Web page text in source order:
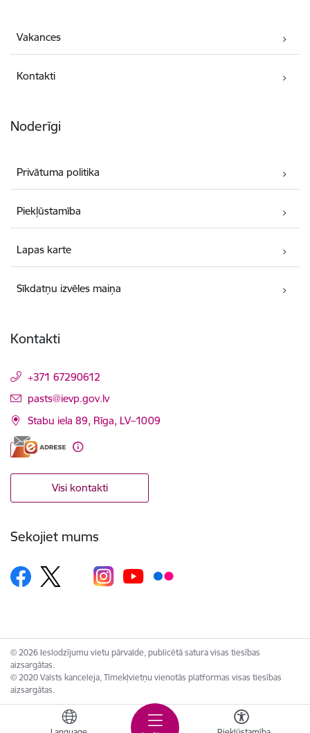
Vakances
Kontakti
Noderīgi
Privātuma politika
Piekļūstamība
Lapas karte
Sīkdatņu izvēles maiņa
Kontakti
+371 67290612
E-pasts:
pasts@ievp.gov.lv
Stabu iela 89, Rīga, LV–1009
Visi kontakti
Sekojiet mums
© 2026 Ieslodzījumu vietu pārvalde, publicētā satura visas tiesības
aizsargātas.
© 2020 Valsts kanceleja, Tīmekļvietņu vienotās platformas visas tiesības
aizsargātas.